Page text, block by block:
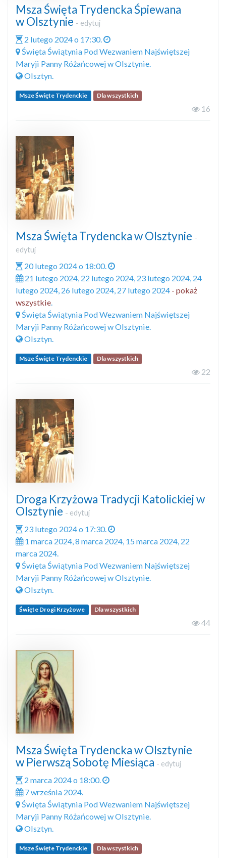
Msza Święta Trydencka Śpiewana
w Olsztynie - edytuj
2 lutego 2024 o 17:30.
Święta Świątynia Pod Wezwaniem Najświętszej
Maryji Panny Różańcowej w Olsztynie.
Olsztyn.
Msze Święte Trydenckie Dla wszystkich
16
Msza Święta Trydencka w Olsztynie -
edytuj
20 lutego 2024 o 18:00.
21 lutego 2024, 22 lutego 2024, 23 lutego 2024, 24
lutego 2024, 26 lutego 2024, 27 lutego 2024 - pokaż
wszystkie
Święta Świątynia Pod Wezwaniem Najświętszej
Maryji Panny Różańcowej w Olsztynie.
Olsztyn.
Msze Święte Trydenckie Dla wszystkich
22
Droga Krzyżowa Tradycji Katolickiej w
Olsztynie - edytuj
23 lutego 2024 o 17:30.
1 marca 2024, 8 marca 2024, 15 marca 2024, 22
marca 2024.
Święta Świątynia Pod Wezwaniem Najświętszej
Maryji Panny Różańcowej w Olsztynie.
Olsztyn.
Święte Drogi Krzyżowe Dla wszystkich
44
Msza Święta Trydencka w Olsztynie
w Pierwszą Sobotę Miesiąca - edytuj
2 marca 2024 o 18:00.
7 września 2024.
Święta Świątynia Pod Wezwaniem Najświętszej
Maryji Panny Różańcowej w Olsztynie.
Olsztyn.
Msze Święte Trydenckie Dla wszystkich